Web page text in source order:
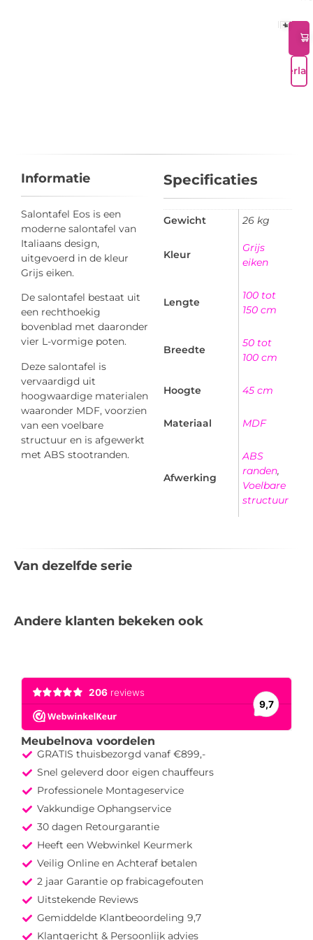
-
+
Informatie
Salontafel Eos is een
moderne salontafel van
Italiaans design,
uitgevoerd in de kleur
Grijs eiken.
De salontafel bestaat uit
een rechthoekig
bovenblad met daaronder
vier L-vormige poten.
Deze salontafel is
vervaardigd uit
hoogwaardige materialen
waaronder MDF, voorzien
van een voelbare
structuur en is afgewerkt
met ABS stootranden.
Specificaties
Gewicht 26 kg
Kleur
Grijs
eiken
Lengte
100 tot
150 cm
Breedte
50 tot
100 cm
Hoogte 45 cm
Materiaal MDF
Afwerking
ABS
randen,
Voelbare
structuur
Van dezelfde serie
Andere klanten bekeken ook
Meubelnova voordelen
GRATIS thuisbezorgd vanaf €899,-
Snel geleverd door eigen chauffeurs
Professionele Montageservice
Vakkundige Ophangservice
30 dagen Retourgarantie
Heeft een Webwinkel Keurmerk
Veilig Online en Achteraf betalen
2 jaar Garantie op frabicagefouten
Uitstekende Reviews
Gemiddelde Klantbeoordeling 9,7
Klantgericht & Persoonlijk advies